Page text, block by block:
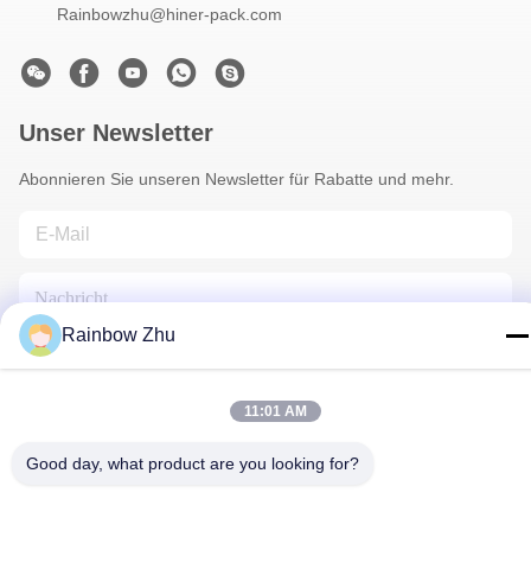
Rainbowzhu@hiner-pack.com
Unser Newsletter
Abonnieren Sie unseren Newsletter für Rabatte und mehr.
Rainbow Zhu
11:01 AM
Good day, what product are you looking for?